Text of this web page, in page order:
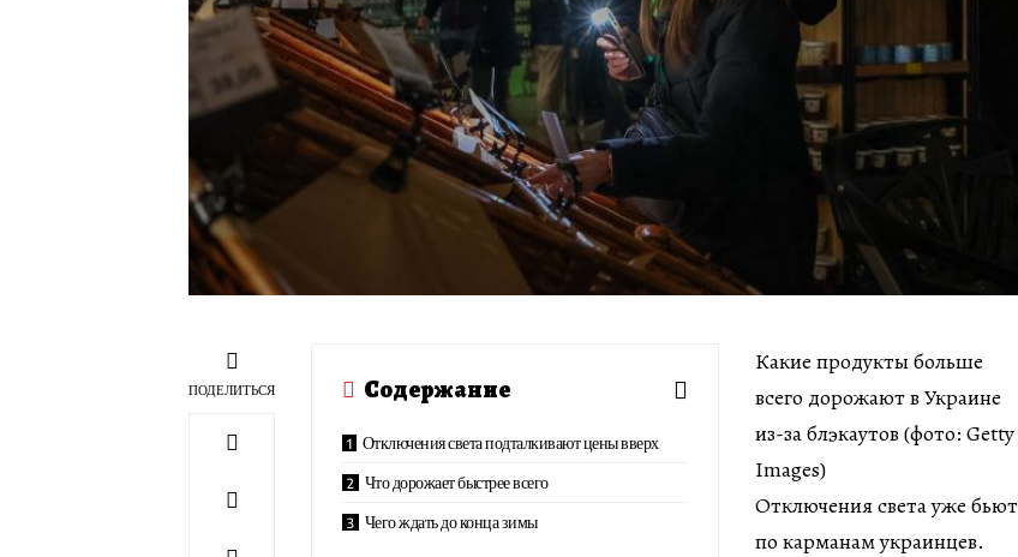
ПОДЕЛИТЬСЯ Содержание
Отключения света подталкивают цены вверх
Что дорожает быстрее всего
Чего ждать до конца зимы
Какие продукты больше
всего дорожают в Украине
из-за блэкаутов (фото: Getty
Images)
Отключения света уже бьют
по карманам украинцев.